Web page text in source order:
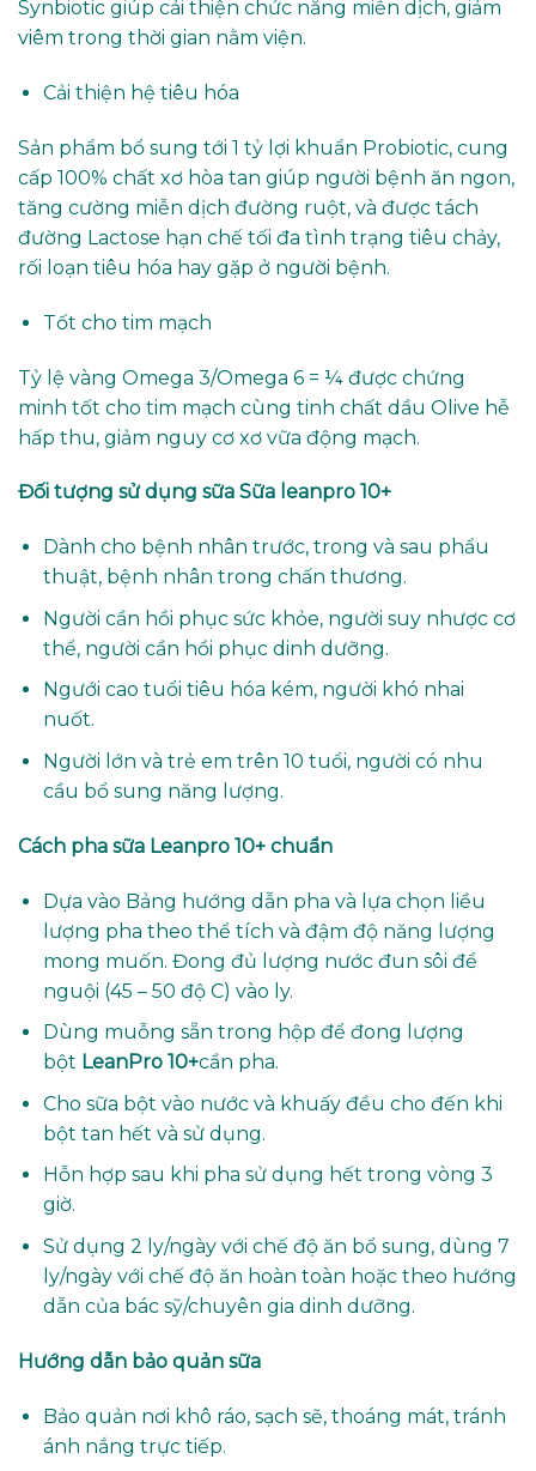
Synbiotic giúp cải thiện chức năng miễn dịch, giảm
viêm trong thời gian nằm viện.
Cải thiện hệ tiêu hóa
Sản phẩm bổ sung tới 1 tỷ lợi khuẩn Probiotic, cung
cấp 100% chất xơ hòa tan giúp người bệnh ăn ngon,
tăng cường miễn dịch đường ruột, và được tách
đường Lactose hạn chế tối đa tình trạng tiêu chảy,
rối loạn tiêu hóa hay gặp ở người bệnh.
Tốt cho tim mạch
Tỷ lệ vàng Omega 3/Omega 6 = ¼ được chứng
minh tốt cho tim mạch cùng tinh chất dầu Olive hễ
hấp thu, giảm nguy cơ xơ vữa động mạch.
Đối tượng sử dụng sữa Sữa leanpro 10+
Dành cho bệnh nhân trước, trong và sau phẩu
thuật, bệnh nhân trong chấn thương.
Người cần hồi phục sức khỏe, người suy nhược cơ
thể, người cần hồi phục dinh dưỡng.
Ngưới cao tuổi tiêu hóa kém, người khó nhai
nuốt.
Người lớn và trẻ em trên 10 tuổi, người có nhu
cầu bổ sung năng lượng.
Cách pha sữa Leanpro 10+ chuẩn
Dựa vào Bảng hướng dẫn pha và lựa chọn liều
lượng pha theo thể tích và đậm độ năng lượng
mong muốn. Đong đủ lượng nước đun sôi để
nguội (45 – 50 độ C) vào ly.
Dùng muỗng sẵn trong hộp để đong lượng
bột LeanPro 10+cần pha.
Cho sữa bột vào nước và khuấy đều cho đến khi
bột tan hết và sử dụng.
Hỗn hợp sau khi pha sử dụng hết trong vòng 3
giờ.
Sử dụng 2 ly/ngày với chế độ ăn bổ sung, dùng 7
ly/ngày với chế độ ăn hoàn toàn hoặc theo hướng
dẫn của bác sỹ/chuyên gia dinh dưỡng.
Hướng dẫn bảo quản sữa
Bảo quản nơi khô ráo, sạch sẽ, thoáng mát, tránh
ánh nắng trực tiếp.